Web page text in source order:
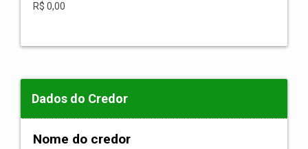
R$ 0,00
Dados do Credor
Nome do credor